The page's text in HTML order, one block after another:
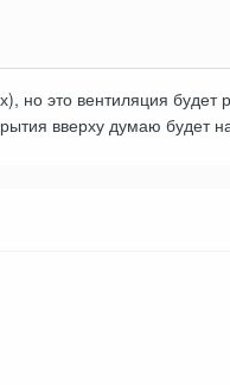
но это вентиляция будет
вверху думаю будет